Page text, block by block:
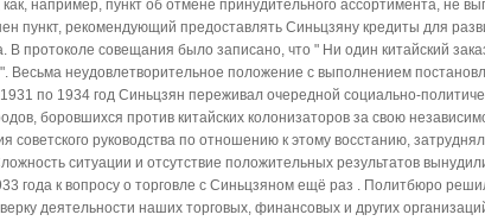
например, пункт об отмене принудительного ассортимента, не
пункт, рекомендующий предоставлять Синьцзяну кредиты для
В протоколе совещания было записано, что " Ни один китайский
Весьма неудовлетворительное положение с выполнением
по 1934 год Синьцзян переживал очередной социально-
боровшихся против китайских колонизаторов за свою
советского руководства по отношению к этому восстанию,
ситуации и отсутствие положительных результатов
года к вопросу о торговле с Синьцзяном ещё раз . Политбюро
деятельности наших торговых, финансовых и других